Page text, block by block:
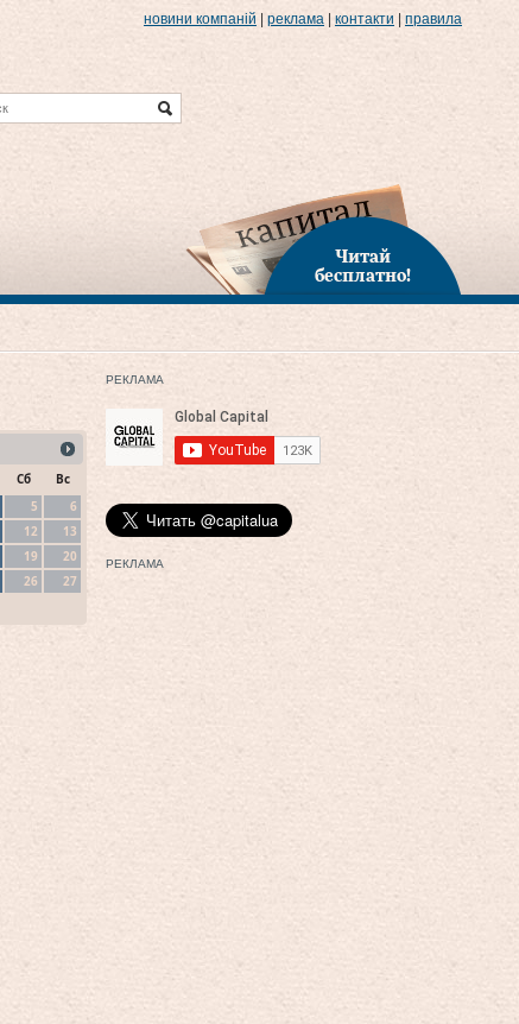
новини компаній реклама контакти правила
Читай
бесплатно!
Сб
Вс
5
6
12
13
19
20
26
27
РЕКЛАМА
РЕКЛАМА